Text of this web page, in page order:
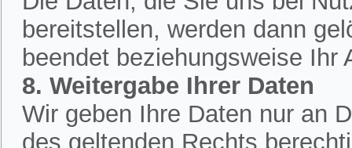
bereitstellen, werden dann
beendet beziehungsweise
8. Weitergabe Ihrer Daten
Wir geben Ihre Daten nur an
des geltenden Rechts